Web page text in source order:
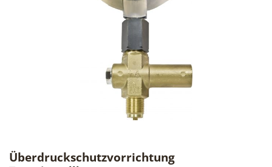
Überdruckschutzvorrichtung